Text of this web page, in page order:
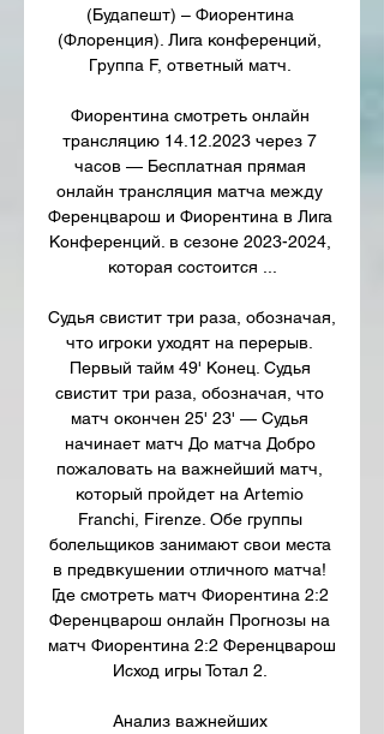
(Будапешт) – Фиорентина
(Флоренция). Лига конференций,
Группа F, ответный матч.
Фиорентина смотреть онлайн
трансляцию 14.12.2023 через 7
часов — Бесплатная прямая
онлайн трансляция матча между
Ференцварош и Фиорентина в Лига
Конференций. в сезоне 2023-2024,
которая состоится ...
Судья свистит три раза, обозначая,
что игроки уходят на перерыв.
Первый тайм 49' Конец. Судья
свистит три раза, обозначая, что
матч окончен 25' 23' — Судья
начинает матч До матча Добро
пожаловать на важнейший матч,
который пройдет на Artemio
Franchi, Firenze. Обе группы
болельщиков занимают свои места
в предвкушении отличного матча!
Где смотреть матч Фиорентина 2:2
Ференцварош онлайн Прогнозы на
матч Фиорентина 2:2 Ференцварош
Исход игры Тотал 2.
Анализ важнейших